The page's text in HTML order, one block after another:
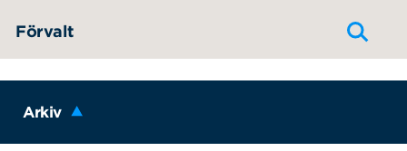
Förvalt
Arkiv